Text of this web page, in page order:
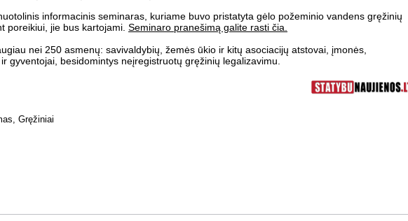
informacinis seminaras, kuriame buvo pristatyta gėlo požeminio vandens gręžinių
poreikiui, jie bus kartojami. Seminaro pranešimą galite rasti čia.
nei 250 asmenų: savivaldybių, žemės ūkio ir kitų asociacijų atstovai, įmonės,
gyventojai, besidomintys neįregistruotų gręžinių legalizavimu.
, Gręžiniai